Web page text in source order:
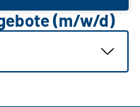
(m/w/d)